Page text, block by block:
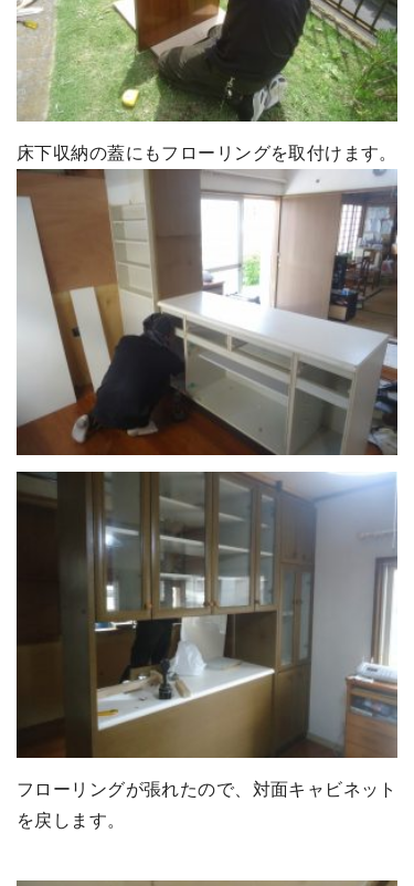
床下収納の蓋にもフローリングを取付けます。
フローリングが張れたので、対面キャビネット
を戻します。